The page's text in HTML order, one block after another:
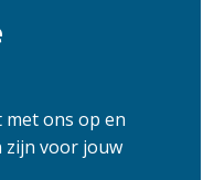
met ons op en
zijn voor jouw